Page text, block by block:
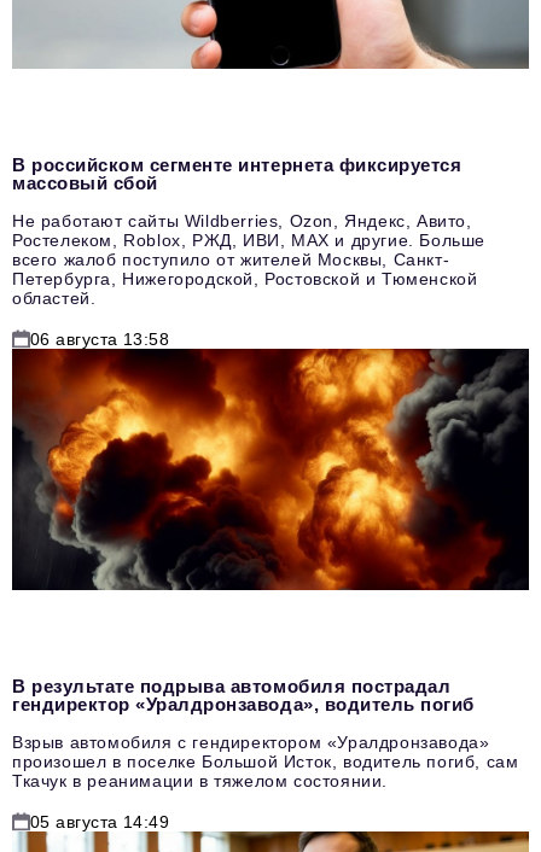
В российском сегменте интернета фиксируется
массовый сбой
Не работают сайты Wildberries, Ozon, Яндекс, Авито,
Ростелеком, Roblox, РЖД, ИВИ, MAX и другие. Больше
всего жалоб поступило от жителей Москвы, Санкт-
Петербурга, Нижегородской, Ростовской и Тюменской
областей.
06 августа 13:58
В результате подрыва автомобиля пострадал
гендиректор «Уралдронзавода», водитель погиб
Взрыв автомобиля с гендиректором «Уралдронзавода»
произошел в поселке Большой Исток, водитель погиб, сам
Ткачук в реанимации в тяжелом состоянии.
05 августа 14:49